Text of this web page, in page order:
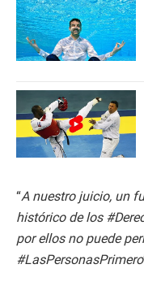
“A nuestro juicio, un
histórico de los
por ellos no puede
#LasPersonasPrimero